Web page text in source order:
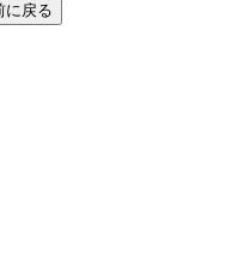
に戻る